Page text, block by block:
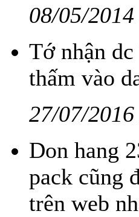
08/05/
Tớ nhận
thấm vào
27/07/
Don hang
pack cũng
trên web